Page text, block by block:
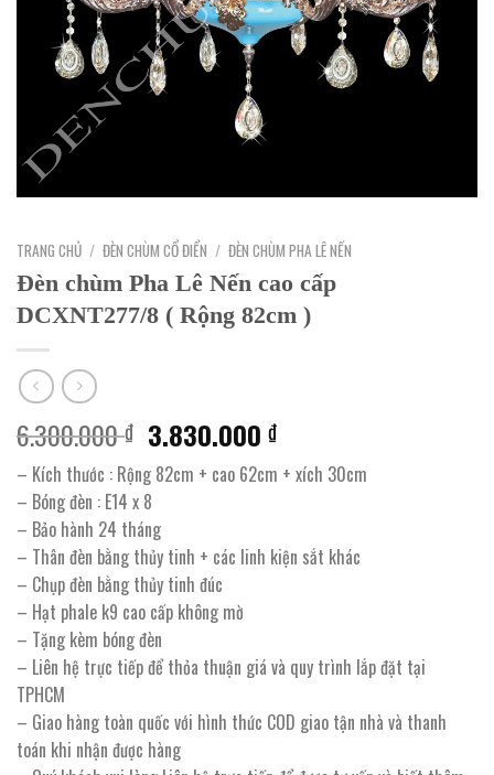
TRANG CHỦ / ĐÈN CHÙM CỔ ĐIỂN / ĐÈN CHÙM PHA LÊ NẾN
Đèn chùm Pha Lê Nến cao cấp
DCXNT277/8 ( Rộng 82cm )
6.300.000₫ Giá
gốc
là:
6.300.000 ₫.
3.830.000₫Giá
hiện
tại
3.830.000 ₫.
– Kích thước : Rộng 82cm + cao 62cm + xích 30cm
– Bóng đèn : E14 x 8
– Bảo hành 24 tháng
– Thân đèn bằng thủy tinh + các linh kiện sắt khác
– Chụp đèn bằng thủy tinh đúc
– Hạt phale k9 cao cấp không mờ
– Tặng kèm bóng đèn
– Liên hệ trực tiếp để thỏa thuận giá và quy trình lắp đặt tại
TPHCM
– Giao hàng toàn quốc với hình thức COD giao tận nhà và thanh
toán khi nhận được hàng